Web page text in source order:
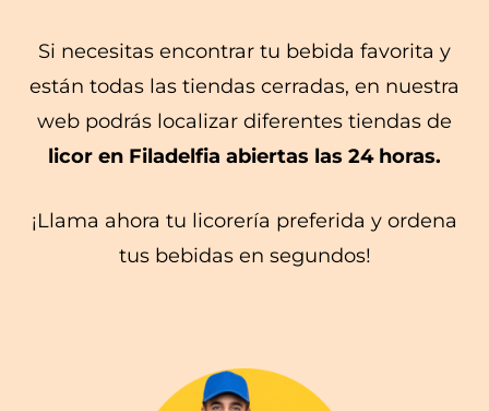
Si necesitas encontrar tu bebida favorita y
están todas las tiendas cerradas, en nuestra
web podrás localizar diferentes tiendas de
licor en Filadelfia abiertas las 24 horas.
¡Llama ahora tu licorería preferida y ordena
tus bebidas en segundos!